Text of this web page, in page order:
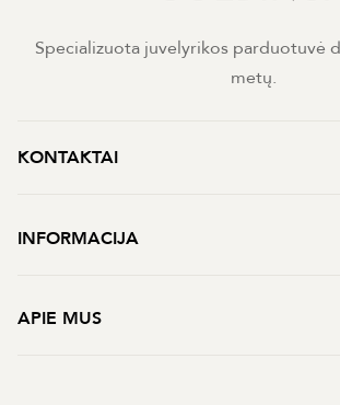
Specializuota juvelyrikos parduotuvė
metų.
KONTAKTAI
INFORMACIJA
APIE MUS